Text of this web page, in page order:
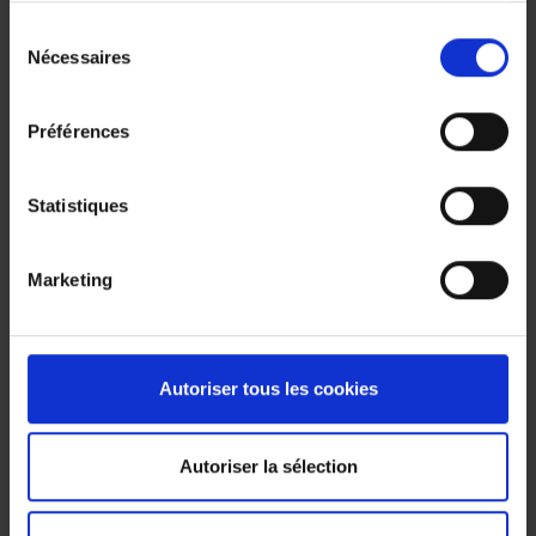
Nécessaires
Préférences
Statistiques
Marketing
Autoriser tous les cookies
Autoriser la sélection
d’impôt de 20 à 25% en fonction du taux
de l’impôt des sociétés.
Les primes finançant la pension, payées
par votre société n’ont aucune incidence
physiques.
l’impôt final s’élevant à 10% ou 16,5%.
(rendement garanti) et branche 23
épargner pour vous dépend de la règle
des 80%. Cette règle est assez complexe.
Votre conseiller P&V pourra vous aider.